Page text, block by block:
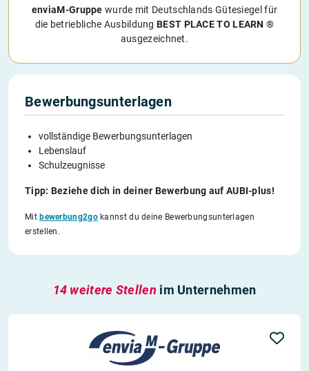
enviaM-Gruppe wurde mit Deutschlands Gütesiegel für
die betriebliche AusbildungBEST PLACE TO LEARN ®
ausgezeichnet.
Bewerbungsunterlagen
vollständige Bewerbungsunterlagen
Lebenslauf
Schulzeugnisse
Tipp: Beziehe dich in deiner Bewerbung auf AUBI-plus!
Mit bewerbung2gokannst du deine Bewerbungsunterlagen
erstellen.
14 weitere Stellen im Unternehmen